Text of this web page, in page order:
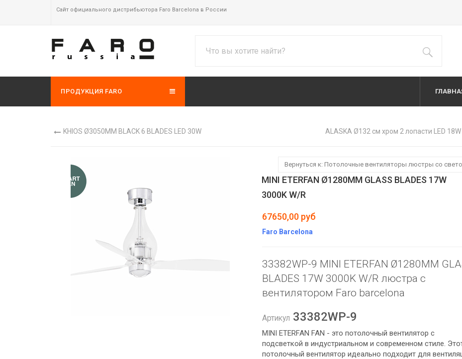
Сайт официального дистрибьютора Faro Barcelona в России
ПРОДУКЦИЯ FARO
KHIOS Ø3050MM BLACK 6 BLADES LED 30W ALASKA Ø132 см хром 2 лопасти LED 18W
Вернуться к: Потолочные вентиляторы люстры со
MINI ETERFAN Ø1280MM GLASS BLADES 17W
3000K W/R
67650,00 руб
Faro Barcelona
33382WP-9 MINI ETERFAN Ø1280MM
BLADES 17W 3000K W/R люстра с
вентилятором Faro barcelona
Артикул 33382WP-9
MINI ETERFAN FAN - это потолочный вентилятор с
подсветкой в ​​индустриальном и современном стиле.
потолочный вентилятор идеально подходит для